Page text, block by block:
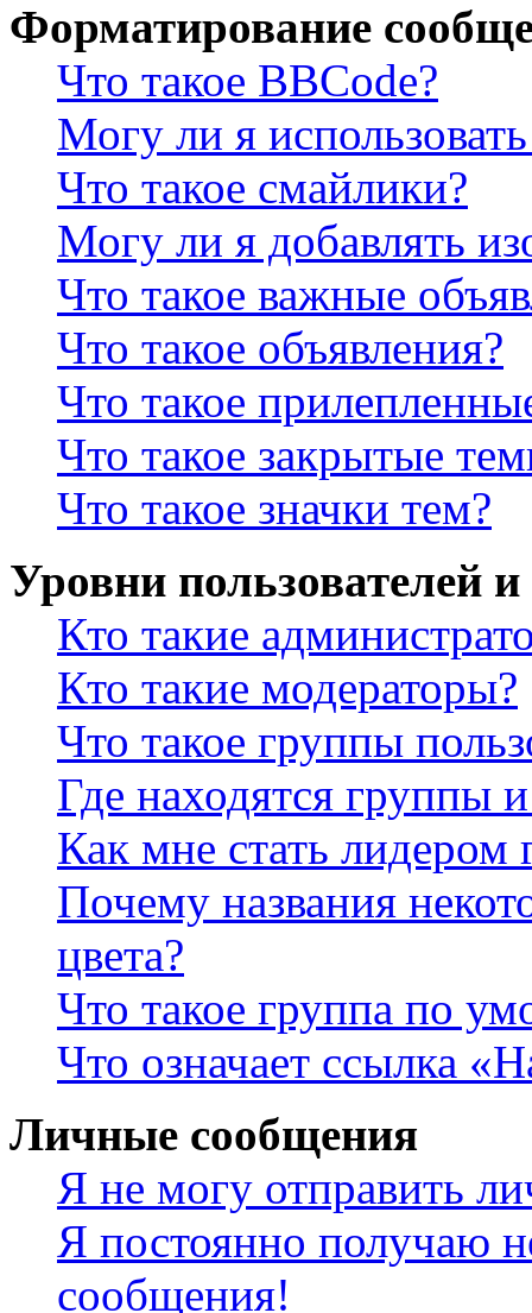
Форматирование
Что такое BBCode?
Могу ли я
Что такое смайлики?
Могу ли я добавлять
Что такое важные
Что такое объявления?
Что такое
Что такое закрытые
Что такое значки тем?
Уровни пользователей
Кто такие
Кто такие модераторы?
Что такое группы
Где находятся группы
Как мне стать лидером
Почему названия
цвета?
Что такое группа по
Что означает ссылка
Личные сообщения
Я не могу отправить
Я постоянно получаю
сообщения!